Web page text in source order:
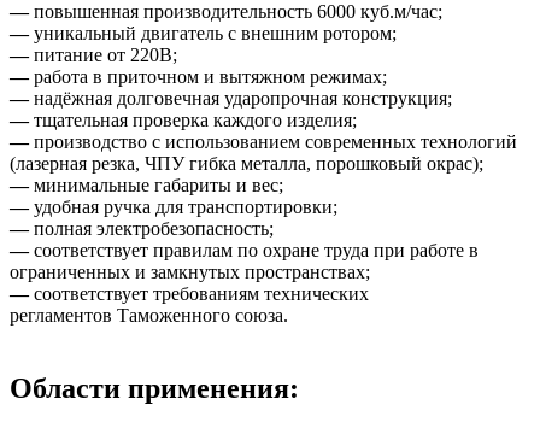
—повышенная производительность 6000 куб.м/час;
—уникальный двигатель с внешним ротором;
—питание от 220В;
—работа в приточном и вытяжном режимах;
—надёжная долговечная ударопрочная конструкция;
—тщательная проверка каждого изделия;
—производство с использованием современных технологий
(лазерная резка, ЧПУ гибка металла, порошковый окрас);
—минимальные габариты и вес;
—удобная ручка для транспортировки;
—полная электробезопасность;
—соответствует правилам по охране труда при работе в
ограниченных и замкнутых пространствах;
—соответствует требованиям технических
регламентов Таможенного союза.
Области применения: